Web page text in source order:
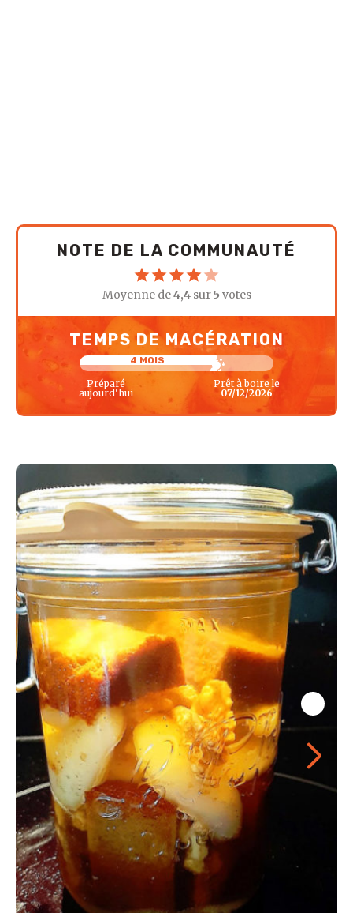
NOTE DE LA COMMUNAUTÉ
Moyenne de4,4sur5 votes
TEMPS DE MACÉRATION
4 MOIS
Préparé
aujourd'hui
Prêt à boire le
07/12/2026